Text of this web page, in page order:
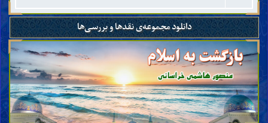
دانلود مجموعه‌ی نقدها و بررسی‌ها